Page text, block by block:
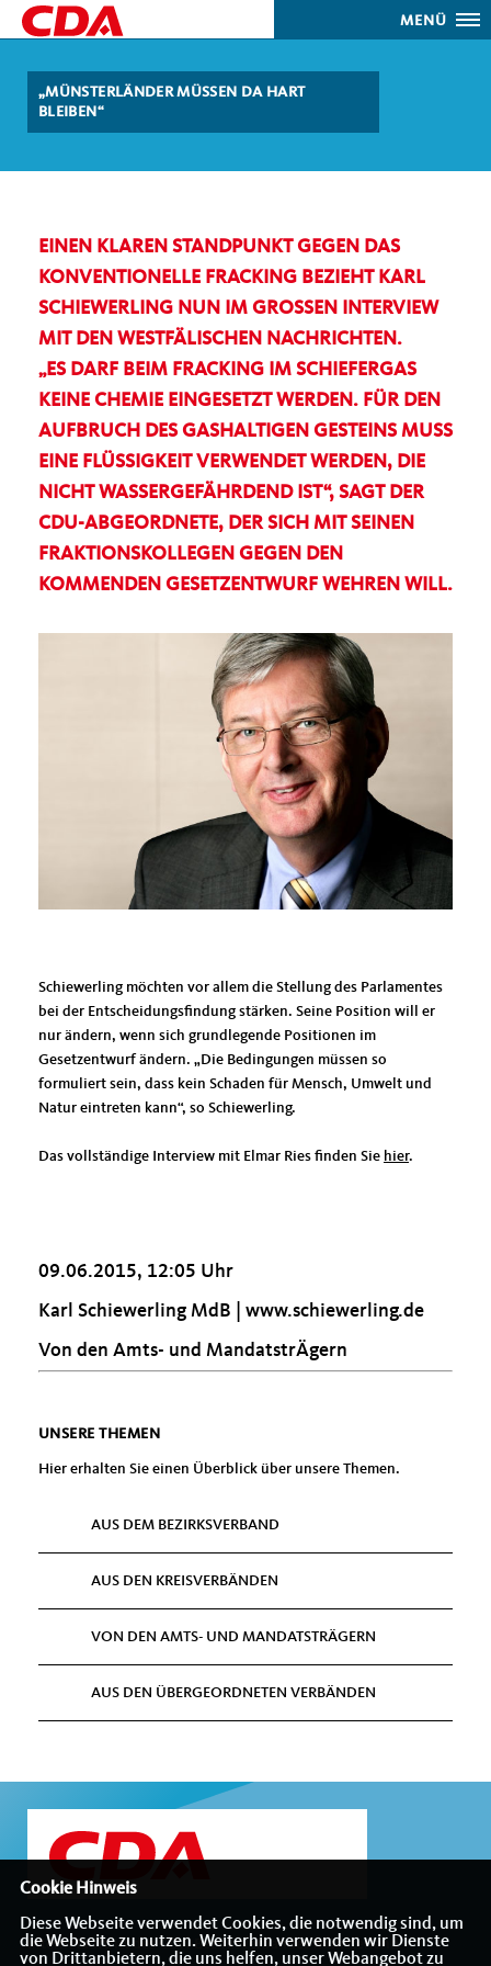
MENÜ
MÜNSTERLÄNDER MÜSSEN DA HART
BLEIBEN“
EINEN KLAREN STANDPUNKT GEGEN DAS
KONVENTIONELLE FRACKING BEZIEHT KARL
SCHIEWERLING NUN IM GROSSEN INTERVIEW M
IT DEN WESTFÄLISCHEN NACHRICHTEN.
ES DARF BEIM FRACKING IM SCHIEFERGAS
KEINE CHEMIE EINGESETZT WERDEN. FÜR DEN
AUFBRUCH DES GASHALTIGEN GESTEINS MUSS
EINE FLÜSSIGKEIT VERWENDET WERDEN, DIE
NICHT WASSERGEFÄHRDEND IST“, SAGT DER
CDU-ABGEORDNETE, DER SICH MIT SEINEN
FRAKTIONSKOLLEGEN GEGEN DEN
KOMMENDEN GESETZENTWURF WEHREN WILL.
Schiewerling möchten vor allem die Stellung des Parlamentes
bei der Entscheidungsfindung stärken. Seine Position will er
nur ändern, wenn sich grundlegende Positionen im
Gesetzentwurf ändern. „Die Bedingungen müssen so
formuliert sein, dass kein Schaden für Mensch, Umwelt und
Natur eintreten kann“, so Schiewerling.
Das vollständige Interview mit Elmar Ries finden Sie hier.
09.06.2015, 12:05 Uhr
Karl Schiewerling MdB | www.schiewerling.de
Von den Amts- und MandatstrÄgern
UNSERE THEMEN
Hier erhalten Sie einen Überblick über unsere Themen.
AUS DEM BEZIRKSVERBAND
AUS DEN KREISVERBÄNDEN
VON DEN AMTS- UND MANDATSTRÄGERN
AUS DEN ÜBERGEORDNETEN VERBÄNDEN
Internetauftritt des CDA-Bezirksverbandes Münsterland
Cookie Hinweis
Diese Webseite verwendet Cookies, die notwendig sind, um
die Webseite zu nutzen. Weiterhin verwenden wir Dienste
von Drittanbietern, die uns helfen, unser Webangebot zu